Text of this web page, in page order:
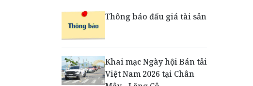
toán thưởng vượt kế
hoạch
Thông báo đấu giá tài sản
Khai mạc Ngày hội Bán tải
Việt Nam 2026 tại Chân